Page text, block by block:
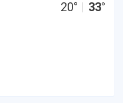
20° | 33°